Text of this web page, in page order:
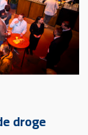
droge